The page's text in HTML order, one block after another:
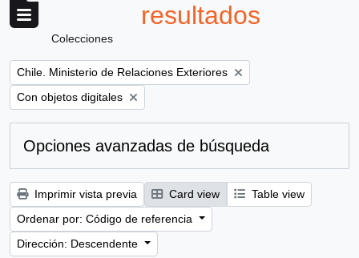
resultados
Colecciones
Remove filter:
Chile. Ministerio de Relaciones Exteriores
Remove filter:
Con objetos digitales
Opciones avanzadas de búsqueda
Imprimir vista previa Card view
Table view
Ordenar por: Código de referencia
Dirección: Descendente